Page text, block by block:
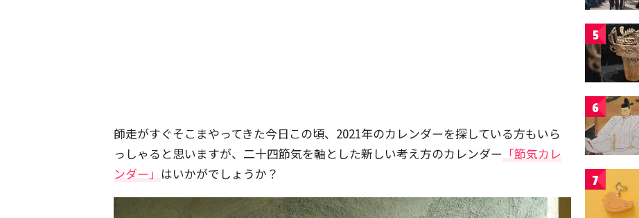
師走がすぐそこまやってきた今日この頃、2021年のカレンダーを探している方もいら
っしゃると思いますが、二十四節気を軸とした新しい考え方のカレンダー 「節気カレ
ンダー」 はいかがでしょうか？
5
6
7